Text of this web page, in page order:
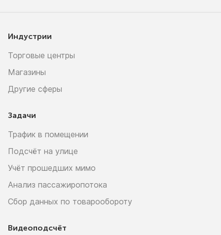
Индустрии
Торговые центры
Магазины
Другие сферы
Задачи
Трафик в помещении
Подсчёт на улице
Учёт прошедших мимо
Анализ пассажиропотока
Сбор данных по товарообороту
Видеоподсчёт